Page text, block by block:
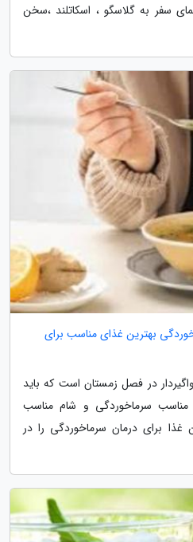
سفر به گلاسگو ، اسکاتلند ،سخن
بهترین غذای مناسب برای
در فصل زمستان است که باید
مناسب سرماخوردگی و شام مناسب
غذا برای درمان سرماخوردگی را در